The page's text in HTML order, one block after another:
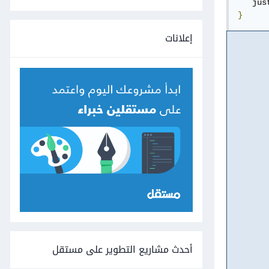
}
إعلانات
أحدث مشاريع التطوير على مستقل